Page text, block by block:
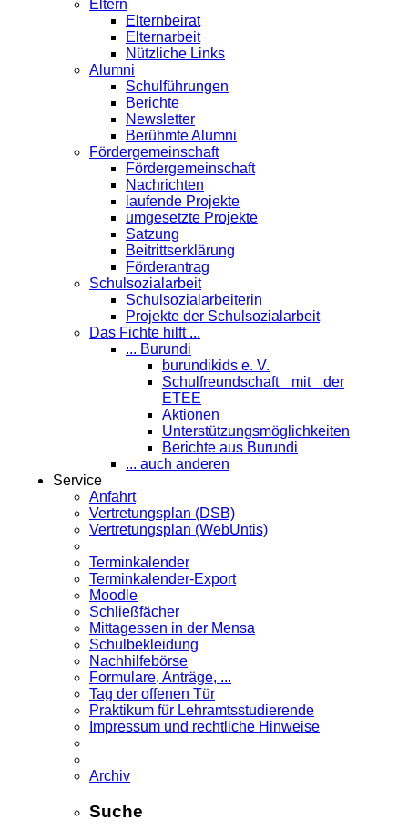
Eltern
Elternbeirat
Elternarbeit
Nützliche Links
Alumni
Schulführungen
Berichte
Newsletter
Berühmte Alumni
Förder­gemeinschaft
Fördergemeinschaft
Nachrichten
laufende Projekte
umgesetzte Projekte
Satzung
Beitrittserklärung
Förderantrag
Schul­sozialarbeit
Schulsozialarbeiterin
Projekte der Schulsozialarbeit
Das Fichte hilft ...
... Burundi
burundikids e. V.
Schulfreundschaft mit der
ETEE
Aktionen
Unterstützungsmöglichkeiten
Berichte aus Burundi
... auch anderen
Service
Anfahrt
Vertretungsplan (DSB)
Vertretungsplan (WebUntis)
Terminkalender
Terminkalender-Export
Moodle
Schließfächer
Mittagessen in der Mensa
Schulbekleidung
Nachhilfebörse
Formulare, Anträge, ...
Tag der offenen Tür
Praktikum für Lehramts­studierende
Impressum und rechtliche Hinweise
Archiv
Suche